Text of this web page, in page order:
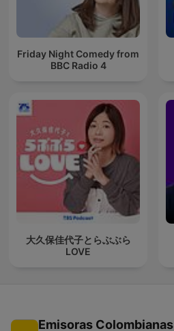
Friday Night Comedy from
BBC Radio 4
大久保佳代子とらぶぶら
LOVE
Emisoras Colombianas